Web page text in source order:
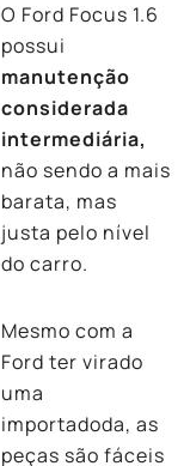
O Ford Focus 1.6
possui
manutenção
considerada
intermediária,
não sendo a mais
barata, mas
justa pelo nível
do carro.
Mesmo com a
Ford ter virado
uma
importadoda, as
peças são fáceis